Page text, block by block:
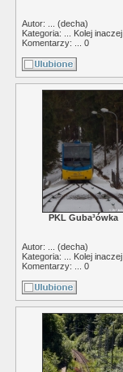
Autor: ... (decha)
Kategoria: ... Kolej inaczej
Komentarzy: ... 0
PKL Guba³ówka
Autor: ... (decha)
Kategoria: ... Kolej inaczej
Komentarzy: ... 0